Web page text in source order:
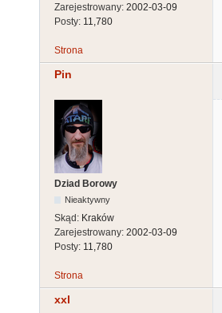
Zarejestrowany: 2002-03-09
Posty: 11,780
Strona
Pin
Dziad Borowy
Nieaktywny
Skąd: Kraków
Zarejestrowany: 2002-03-09
Posty: 11,780
Strona
xxl